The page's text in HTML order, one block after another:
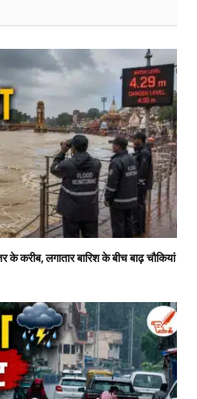
के करीब, लगातार बारिश के बीच बाढ़ चौकियां